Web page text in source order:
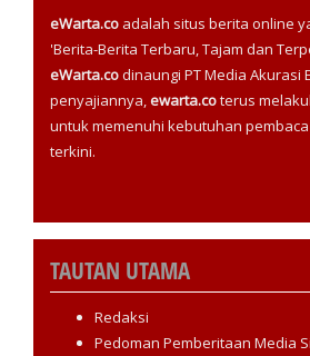
eWarta.co adalah situs berita online
'Berita-Berita Terbaru, Tajam dan
eWarta.codinaungi PT Media Akurasi
penyajiannya, ewarta.coterus
untuk memenuhi kebutuhan
terkini.
TAUTAN UTAMA
Redaksi
Pedoman Pemberitaan Media